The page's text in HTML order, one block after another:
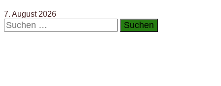
7. August 2026
Suchen
nach: